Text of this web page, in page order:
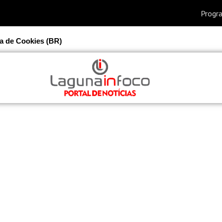
de Cookies (BR)